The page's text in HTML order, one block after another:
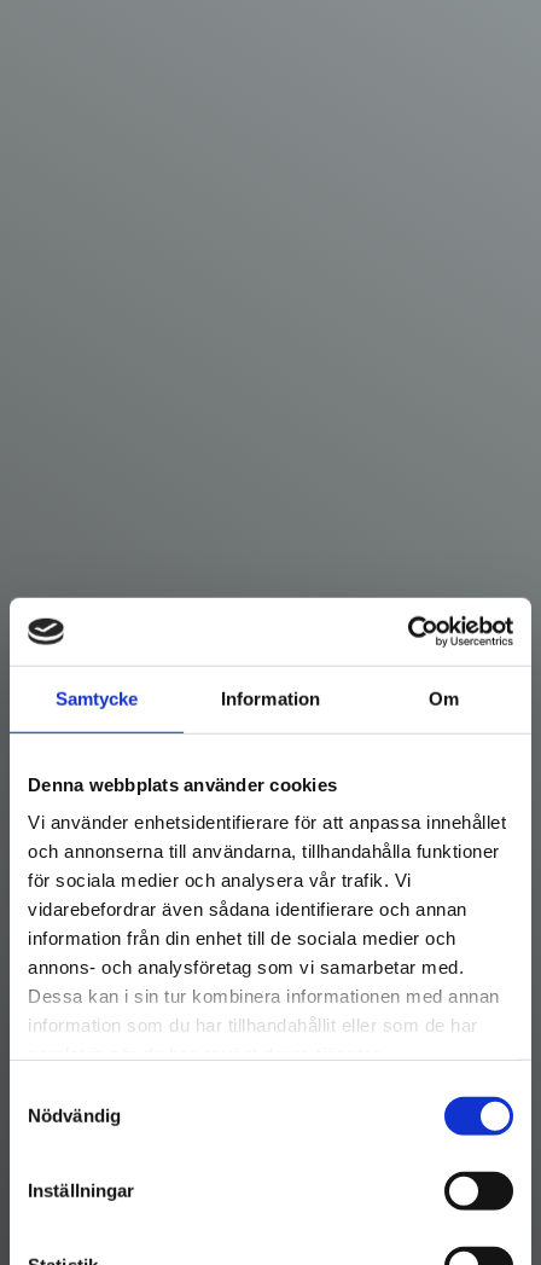
Samtycke Information Om
Denna webbplats använder cookies
Vi använder enhetsidentifierare för att anpassa innehållet
och annonserna till användarna, tillhandahålla funktioner
för sociala medier och analysera vår trafik. Vi
vidarebefordrar även sådana identifierare och annan
information från din enhet till de sociala medier och
annons- och analysföretag som vi samarbetar med.
Dessa kan i sin tur kombinera informationen med annan
information som du har tillhandahållit eller som de har
Nödvändig
Inställningar